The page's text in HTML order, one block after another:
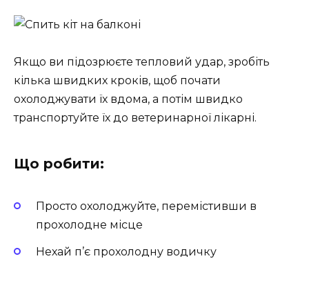
Якщо ви підозрюєте тепловий удар, зробіть
кілька швидких кроків, щоб почати
охолоджувати їх вдома, а потім швидко
транспортуйте їх до ветеринарної лікарні.
Що робити:
Просто охолоджуйте, перемістивши в
прохолодне місце
Нехай п’є прохолодну водичку